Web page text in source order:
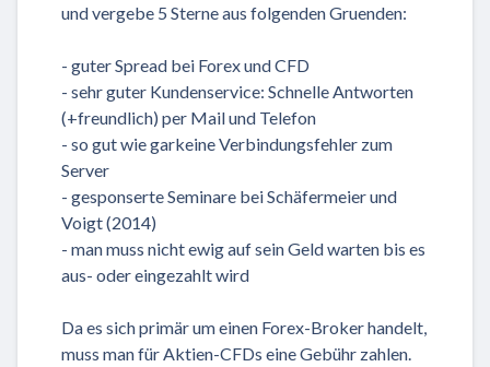
und vergebe 5 Sterne aus folgenden Gruenden:
- guter Spread bei Forex und CFD
- sehr guter Kundenservice: Schnelle Antworten
(+freundlich) per Mail und Telefon
- so gut wie garkeine Verbindungsfehler zum
Server
- gesponserte Seminare bei Schäfermeier und
Voigt (2014)
- man muss nicht ewig auf sein Geld warten bis es
aus- oder eingezahlt wird
Da es sich primär um einen Forex-Broker handelt,
muss man für Aktien-CFDs eine Gebühr zahlen.